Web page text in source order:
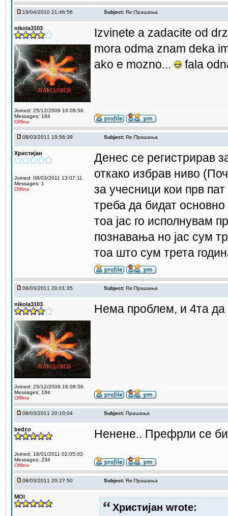
19/04/2010 21:46:56 Subject: Re:Прашања
nikola3103
Joined: 25/12/2009 16:09:56
Messages: 184
Offline
Izvinete a zadacite od
mora odma znam deka
ako e mozno...
fala
08/03/2011 19:56:39 Subject: Re:Прашања
Христијан
Joined: 08/03/2011 13:07:11
Messages: 1
Offline
Денес се регистрирав
откако избрав ниво
за учесници кои прв
треба да бидат
тоа јас го исполнувам
познавања но јас сум
тоа што сум трета
08/03/2011 20:01:35 Subject: Re:Прашања
nikola3103
Joined: 25/12/2009 16:09:56
Messages: 184
Offline
Нема проблем, и 4та
08/03/2011 20:10:04 Subject: Прашања
bedzo
Joined: 18/01/2011 02:05:03
Messages: 234
Offline
Ненене.. Префрли се
08/03/2011 20:27:50 Subject: Re:Прашања
MOI
Христијан wrote: